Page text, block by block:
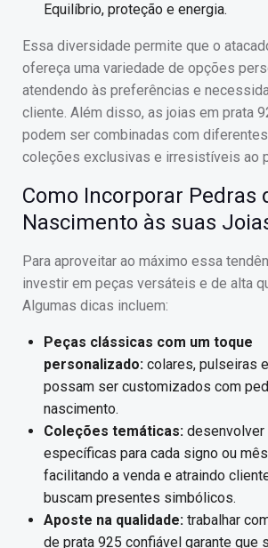
Equilíbrio, proteção e energia.
Essa diversidade permite que o
ofereça uma variedade de opções
atendendo às preferências e
cliente. Além disso, as joias em prata
podem ser combinadas com
coleções exclusivas e irresistíveis ao
Como Incorporar Pedras
Nascimento às suas
Para aproveitar ao máximo essa
investir em peças versáteis e de alta
Algumas dicas incluem:
Peças clássicas com um toque
personalizado: colares, pulseiras
possam ser customizados com
nascimento.
Coleções temáticas: desenvolver
específicas para cada signo ou
facilitando a venda e atraindo
buscam presentes simbólicos.
Aposte na qualidade: trabalhar
de prata 925 confiável garante que